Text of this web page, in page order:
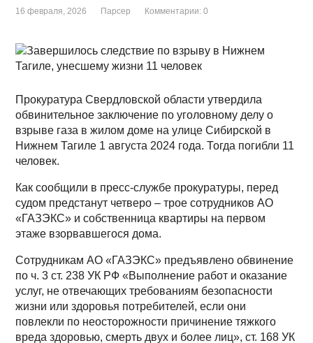
16 февраля, 2026 Парсер Комментарии: 0
Прокуратура Свердловской области утвердила
обвинительное заключение по уголовному делу о
взрыве газа в жилом доме на улице Сибирской в
Нижнем Тагиле 1 августа 2024 года. Тогда погибли 11
человек.
Как сообщили в пресс-службе прокуратуры, перед
судом предстанут четверо – трое сотрудников АО
«ГАЗЭКС» и собственница квартиры на первом
этаже взорвавшегося дома.
Сотрудникам АО «ГАЗЭКС» предъявлено обвинение
по ч. 3 ст. 238 УК РФ «Выполнение работ и оказание
услуг, не отвечающих требованиям безопасности
жизни или здоровья потребителей, если они
повлекли по неосторожности причинение тяжкого
вреда здоровью, смерть двух и более лиц», ст. 168 УК